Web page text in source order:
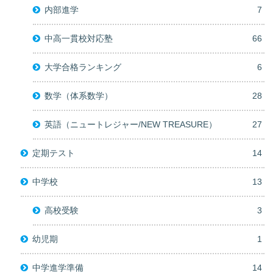
内部進学 7
中高一貫校対応塾 66
大学合格ランキング 6
数学（体系数学） 28
英語（ニュートレジャー/NEW TREASURE） 27
定期テスト 14
中学校 13
高校受験 3
幼児期 1
中学進学準備 14